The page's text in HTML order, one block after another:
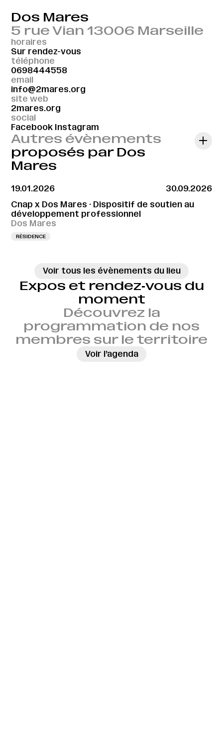
Dos Mares
5 rue Vian 13006 Marseille
horaires
Sur rendez-vous
téléphone
0698444558
email
info@2mares.org
site web
2mares.org
social
Facebook Instagram
Autres évènements
proposés par Dos
Mares
19.01.2026
30.09.2026
Cnap x Dos Mares · Dispositif de soutien au
développement professionnel
Dos Mares
RÉSIDENCE
Voir tous les évènements du lieu
Expos et rendez‑vous du
moment
Découvrez la
programmation de nos
membres sur le territoire
Voir l’agenda